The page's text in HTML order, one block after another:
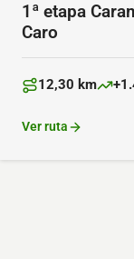
1ª etapa
Caro
Distancia:
12,30 km
Ver ruta